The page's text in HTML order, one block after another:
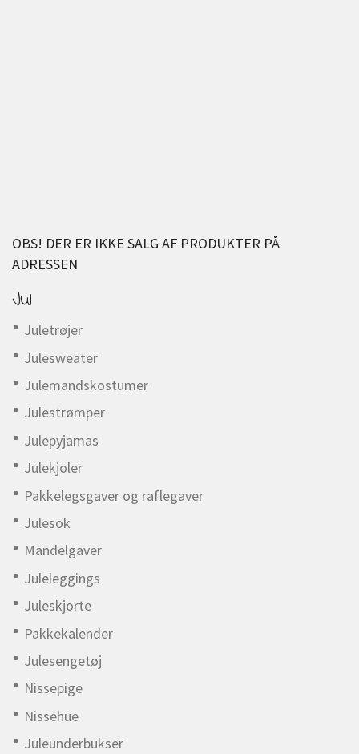
OBS! DER ER IKKE SALG AF PRODUKTER PÅ
ADRESSEN
Jul
Juletrøjer
Julesweater
Julemandskostumer
Julestrømper
Julepyjamas
Julekjoler
Pakkelegsgaver og raflegaver
Julesok
Mandelgaver
Juleleggings
Juleskjorte
Pakkekalender
Julesengetøj
Nissepige
Nissehue
Juleunderbukser